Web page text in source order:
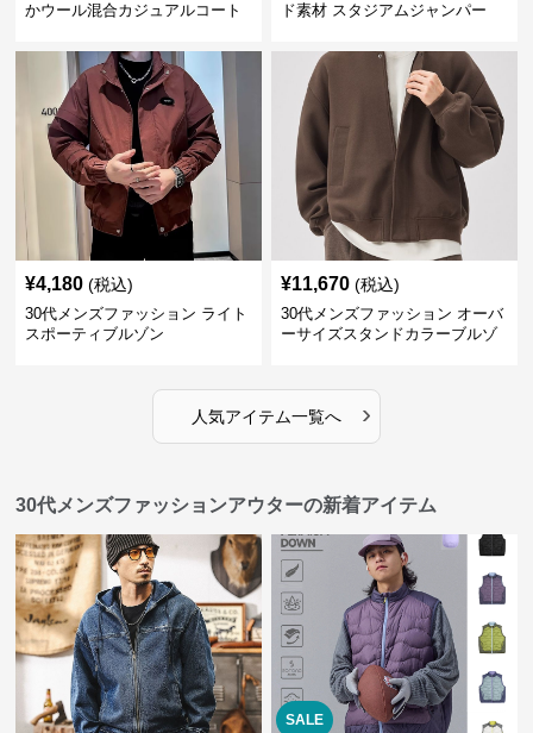
かウール混合カジュアルコート
ド素材 スタジアムジャンパー
¥4,180 (税込)
30代メンズファッション ライト
スポーティブルゾン
¥11,670 (税込)
30代メンズファッション オーバ
ーサイズスタンドカラーブルゾ
人気アイテム一覧へ ›
30代メンズファッションアウターの新着アイテム
SALE